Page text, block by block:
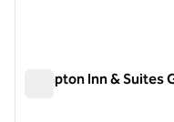
Hampton Inn &